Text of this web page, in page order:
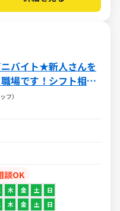
バイト★新人さんを
場です！シフト相談
と両立◎
フ）
談OK
木 金 土 日
木 金 土 日